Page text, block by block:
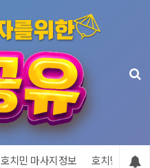
호치민 마사지정보 호치민 숙소